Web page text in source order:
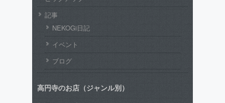
記事
NEKOGi日記
イベント
ブログ
高円寺のお店（ジャンル別）